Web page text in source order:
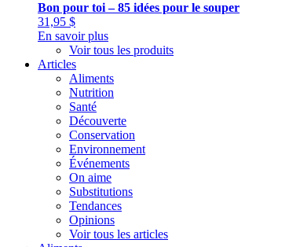
Bon pour toi – 85 idées pour le souper
31,95 $
En savoir plus
Voir tous les produits
Articles
Aliments
Nutrition
Santé
Découverte
Conservation
Environnement
Événements
On aime
Substitutions
Tendances
Opinions
Voir tous les articles